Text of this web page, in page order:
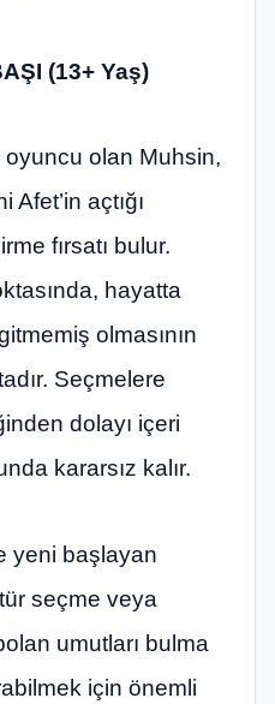
(13+ Yaş)
olan Muhsin,
açtığı
fırsatı bulur.
hayatta
olmasının
Seçmelere
dolayı içeri
kararsız kalır.
yeni başlayan
seçme veya
umutları bulma
için önemli